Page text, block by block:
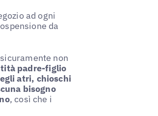
ad ogni
da
non
padre-figlio
atri, chioschi
bisogno
, così che i